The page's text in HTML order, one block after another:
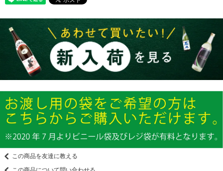
この商品を友達に教える